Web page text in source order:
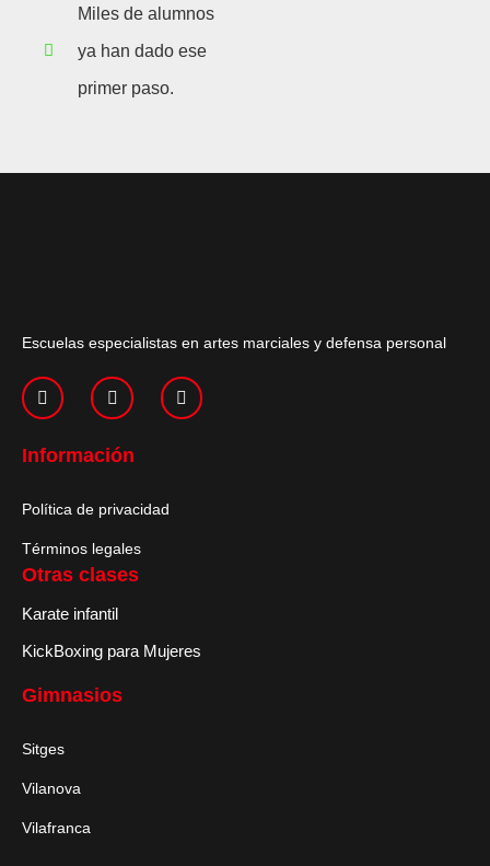
Miles de alumnos
ya han dado ese
primer paso.
Escuelas especialistas en artes marciales y defensa personal
Información
Política de privacidad
Términos legales
Otras clases
Karate infantil
KickBoxing para Mujeres
Gimnasios
Sitges
Vilanova
Vilafranca